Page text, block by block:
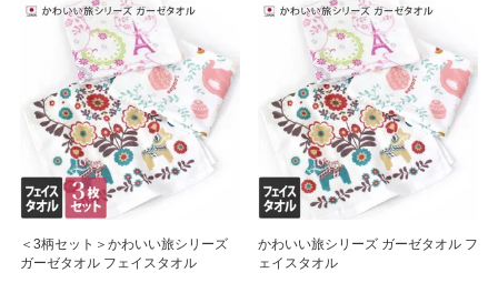
＜3柄セット＞かわいい旅シリーズ
ガーゼタオル フェイスタオル
かわいい旅シリーズ ガーゼタオル フ
ェイスタオル